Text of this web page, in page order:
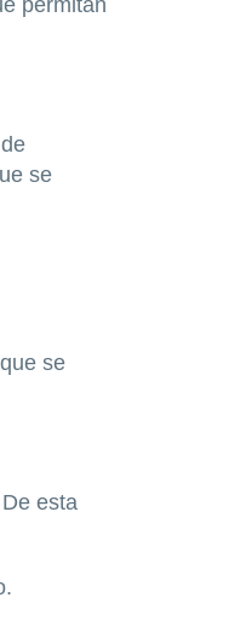
permitan
se
se
esta